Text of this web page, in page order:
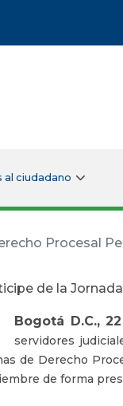
al ciudadano
Procesal
de la
Bogotá D.C.,
servidores
de Derecho
de forma